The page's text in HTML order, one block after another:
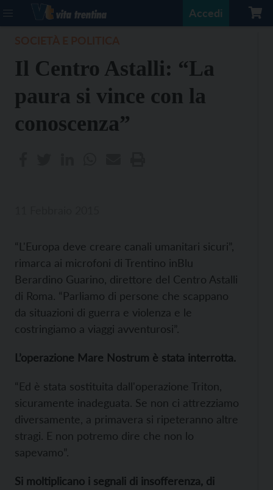
Accedi
Il Centro Astalli: “La
paura si vince con la
conoscenza”
“L'Europa deve creare canali umanitari sicuri”,
rimarca ai microfoni di Trentino inBlu
Berardino Guarino, direttore del Centro Astalli
di Roma. “Parliamo di persone che scappano
da situazioni di guerra e violenza e le
costringiamo a viaggi avventurosi”.
L’operazione Mare Nostrum è stata interrotta.
“Ed è stata sostituita dall'operazione Triton,
sicuramente inadeguata. Se non ci attrezziamo
diversamente, a primavera si ripeteranno altre
stragi. E non potremo dire che non lo
sapevamo”.
Si moltiplicano i segnali di insofferenza, di